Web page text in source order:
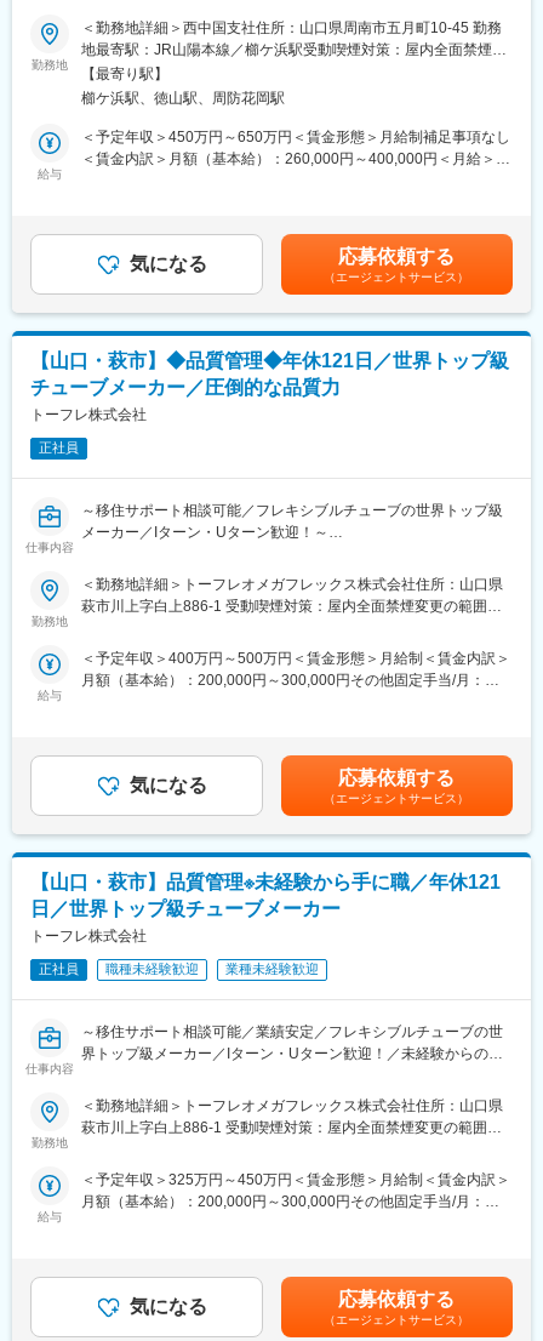
実際の営業業務は先輩社員のOJTや、営業同行を通じて学んで頂
きます。
先輩社員に同行しつつ実務を覚え、徐々に担当を引き継いでいく
のでご安心ください。
業界と商品知識を学べる「座学研修」や、実際の商品の製造工
程・施工法を学べる「工場・現場見学」、
現在活用している先輩社員も、前職は製造業、飲食関係などバラ
エティ豊か。
全体の80%以上の社員が未経験スタートで、現在活用しておりま
す。
同じ未経験入社の気持ちを理解している社員が沢山おりますの
で、親身に丁寧に仕事を教えてくれ環境です。
■モデル年収
（1）年収385万円 ／ 27歳 営業職 入社1年目
（2）年収513万円 ／ 34歳 営業職 入社4年目
の課題をヒアリングし、最適な改善方法を考え、お客様と技術者
をつなぐ役割です。知識を活かしながら、提案力や課題解決力を
身につけられる環境で、設備づくりの上流工程から携わることが
できます。
■採用背景
製造業の自動化・省人化ニーズの拡大に伴い、設備改善案件が増
■業務内容
発電所やプラント、大手メーカーの工場などを訪問し、設備に関
する課題や要望を伺いながら、最適な制御システムや設備改善案
■具体的には
・お客様先での現地調査／設備状況や困りごとのヒアリング
・改善テーマの整理と技術的な提案
・システム構成や導入方法の検討
・見積書、提案資料、仕様書の作成
・営業担当や協力会社との打ち合わせ
・導入時の立会い、試運転サポート／稼働後の改善フォロー
営業担当と同行し、お客様へ直接提案を行う場面もあります。
なく周囲と連携しながら業務に取り組めます。
・技術者としてだけでなく、提案やコンサルティングの経験も積
める
・大手メーカーや社会インフラを支える設備に携われる
行を通じて業務理解を深めていただきます。まずは現地調査や資
料作成などからスタートし、徐々にお客様との打ち合わせや提案
業務へステップアップしていきます。
■組織について
お客様との関係構築を大切にしているため、技術スキルだけでな
くコミュニケーション力も高く評価されます。将来的には設備改
善の提案をリードする存在として、専門性と提案力を兼ね備えた
エンジニアへ成長していただくことを期待しています。
勤務地
＜勤務地詳細＞西中国支社住所：山口県周南市五月町10-45 勤務
地最寄駅：JR山陽本線／櫛ケ浜駅受動喫煙対策：屋内全面禁煙変
更の範囲：会社の定める事業所
【最寄り駅】
櫛ケ浜駅、徳山駅、周防花岡駅
給与
＜予定年収＞450万円～650万円＜賃金形態＞月給制補足事項なし
＜賃金内訳＞月額（基本給）：260,000円～400,000円＜月給＞
の3ヶ月程度 ※業績によっては期末賞与あり（2月）■昇給：年1
回賃金はあくまでも目安の金額であり、選考を通じて上下する可
能性があります。月給(月額)は固定手当を含めた表記です。
気になる 応募依頼する
（エージェントサービス）
【山口・萩市】◆品質管理◆年休121日／世界トップ級
チューブメーカー／圧倒的な品質力
トーフレ株式会社
正社員
仕事内容
～移住サポート相談可能／フレキシブルチューブの世界トップ級
メーカー／Iターン・Uターン歓迎！～
当社はステンレス製フレキシブルチューブの開発に国内で初めて
成功しました。2019年には、地域振興や活性化に貢献した事業者
す！
当社の製品は私たちの生活を支えている 縁の下の力持ち的な存
在です。
身近な例では、毎日の食卓を支えている スーパーマーケット、
クルマ社会に欠かせないガソリンスタンドなどの耐震、防災の役
割を担っています。
近年では、CO2削減に向けた化石燃料から水素ガスへの転換、
CO2を回収し活用を目指す”メタネーション”EV車載用リチウムイ
オン電池などSDGs関連への関わりが強まっています。
■業務内容："自社製品の品質を守る最後の砦"
・検査（初期流動検査）
・不具合調査（客先で不具合が発生した製品を調査し、原因を調
・工場品質監査（品質向上を図る為、年2回の監査を実施）
※社内業務だけでなく、顧客先へ直接出向くこともございます。
■組織構成：6名（男性３名・女性3名）
山口県内出身の先輩社員がたくさんいます！先輩・後輩関係な
く、社員という仲間を大切にし、新たな発想をみんなで育てる風
通しの良い社風◎
勤務地
＜勤務地詳細＞トーフレオメガフレックス株式会社住所：山口県
萩市川上字白上886-1 受動喫煙対策：屋内全面禁煙変更の範囲：
給与
＜予定年収＞400万円～500万円＜賃金形態＞月給制＜賃金内訳＞
月額（基本給）：200,000円～300,000円その他固定手当/月：
可能性があります。月給(月額)は固定手当を含めた表記です。
気になる 応募依頼する
（エージェントサービス）
【山口・萩市】品質管理※未経験から手に職／年休121
日／世界トップ級チューブメーカー
トーフレ株式会社
正社員 職種未経験歓迎 業種未経験歓迎
仕事内容
～移住サポート相談可能／業績安定／フレキシブルチューブの世
界トップ級メーカー／Iターン・Uターン歓迎！／未経験からのフ
当社はステンレス製フレキシブルチューブの開発に国内で初めて
への貢献と共に、『萩から世界へ』展開する企業を目指していま
す！
来るチューブです。普段の生活で目にする機会は少ないですが、
当社の製品は私たちの生活を支えている 縁の下の力持ち的な存
勤務地
＜勤務地詳細＞トーフレオメガフレックス株式会社住所：山口県
萩市川上字白上886-1 受動喫煙対策：屋内全面禁煙変更の範囲：
給与
＜予定年収＞325万円～450万円＜賃金形態＞月給制＜賃金内訳＞
月額（基本給）：200,000円～300,000円その他固定手当/月：
可能性があります。月給(月額)は固定手当を含めた表記です。
気になる 応募依頼する
（エージェントサービス）